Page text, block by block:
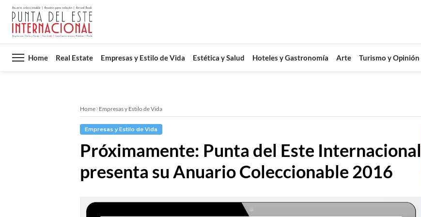
Home Real Estate Empresas y Estilo de Vida Estética y Salud Hoteles y Gastronomía Arte Turismo y Opinión
Home Empresas y Estilo de Vida
Empresas y Estilo de Vida
Próximamente: Punta del Este Internacional
presenta su Anuario Coleccionable 2016